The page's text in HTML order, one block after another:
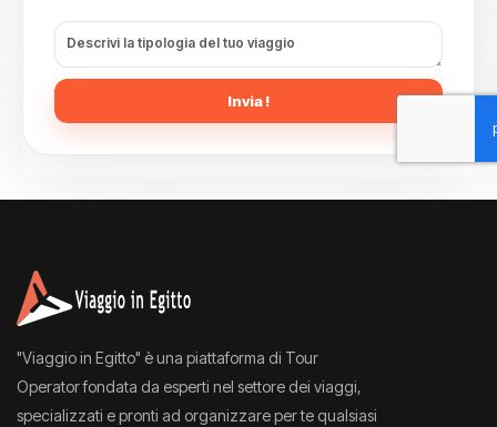
Invia !
"Viaggio in Egitto" è una piattaforma di Tour
Operator fondata da esperti nel settore dei viaggi,
specializzati e pronti ad organizzare per te qualsiasi